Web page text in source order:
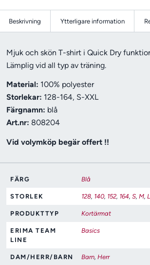
Beskrivning Ytterligare information
Mjuk och skön T-shirt i Quick Dry
Lämplig vid all typ av träning.
Material: 100% polyester
Storlekar: 128-164, S-XXL
Färgnamn: blå
Art.nr: 808204
Vid volymköp begär offert !!
FÄRG Blå
STORLEK 128, 140, 152, 164,S,M,
PRODUKTTYP Kortärmat
ERIMA TEAM
LINE
Basics
DAM/HERR/BARN Barn,Herr